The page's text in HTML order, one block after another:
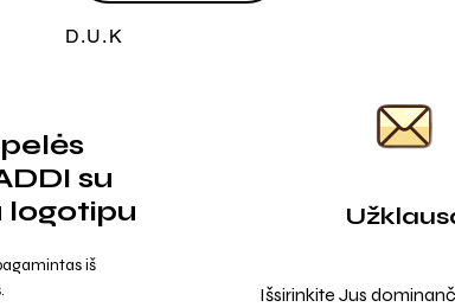
D.U.K
su
logotipu
iš
Išsirinkite Jus